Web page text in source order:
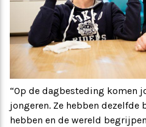
“Op de dagbesteding komen
jongeren. Ze hebben
hebben en de wereld